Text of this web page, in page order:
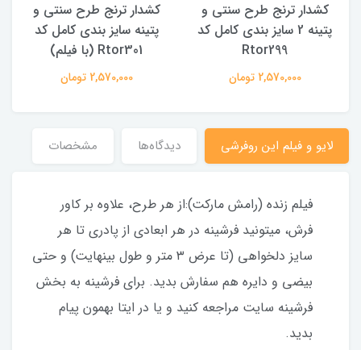
کشدار ترنج طرح سنتی و
پتینه 2 سایز بندی کامل کد
Rtor299
2,570,000 تومان
کشدار ترنج طرح سنتی و
پتینه سایز بندی کامل کد
Rtor301 (با فیلم)
2,570,000 تومان
لایو و فیلم این روفرشی دیدگاه‌ها مشخصات
فیلم زنده (رامش مارکت):از هر طرح، علاوه بر کاور
فرش، میتونید فرشینه در هر ابعادی از پادری تا هر
سایز دلخواهی (تا عرض ۳ متر و طول بینهایت) و حتی
بیضی و دایره هم سفارش بدید. برای فرشینه به بخش
فرشینه سایت مراجعه کنید و یا در ایتا بهمون پیام
بدید.